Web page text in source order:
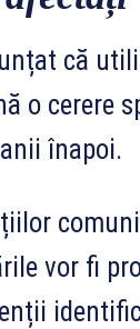
că
o cerere
înapoi.
vor fi